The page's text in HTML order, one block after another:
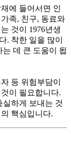
에 들어서면 인
족, 친구, 동료와
것이 1976년생
. 착한 일을 많이
데 큰 도움이 됩
등 위험부담이
이 필요합니다.
하게 보내는 것
핵심입니다.